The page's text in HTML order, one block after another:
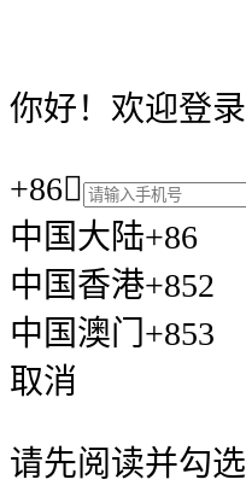
你好！欢迎登录
+86
中国大陆+86
中国香港+852
中国澳门+853
取消
请先阅读并勾选